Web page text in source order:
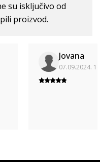
su isključivo od
proizvod.
Jovana
07.09.2024.